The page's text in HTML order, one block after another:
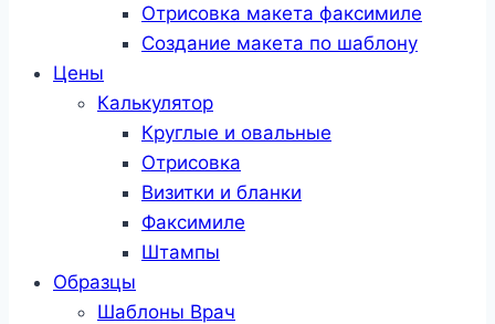
Отрисовка макета факсимиле
Создание макета по шаблону
Цены
Калькулятор
Круглые и овальные
Отрисовка
Визитки и бланки
Факсимиле
Штампы
Образцы
Шаблоны Врач